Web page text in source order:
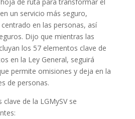
un servicio más seguro,
en las personas, así
Dijo que mientras las
los 57 elementos clave de
en la Ley General, seguirá
permite omisiones y deja en la
de personas.
de la LGMySV se